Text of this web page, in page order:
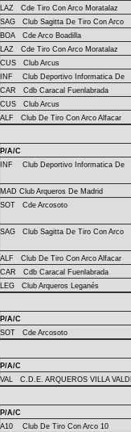
LAZ Cde Tiro Con Arco Moratalaz
SAG Club Sagitta De Tiro Con Arco
BOA Cde Arco Boadilla
LAZ Cde Tiro Con Arco Moratalaz
CUS Club Arcus
INF Club Deportivo Informatica De
CAR Cdb Caracal Fuenlabrada
CUS Club Arcus
ALF Club De Tiro Con Arco Alfacar
P/A/C
INF Club Deportivo Informatica De
MAD Club Arqueros De Madrid
SOT Cde Arcosoto
SAG Club Sagitta De Tiro Con Arco
ALF Club De Tiro Con Arco Alfacar
CAR Cdb Caracal Fuenlabrada
LEG Club Arqueros Leganés
P/A/C
SOT Cde Arcosoto
P/A/C
VAL C.D.E. ARQUEROS VILLA
P/A/C
A10 Club De Tiro Con Arco 10